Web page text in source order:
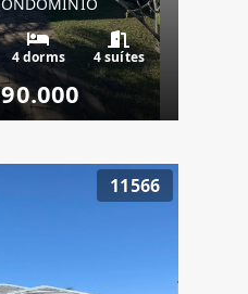
4 dorms 4 suítes
11566